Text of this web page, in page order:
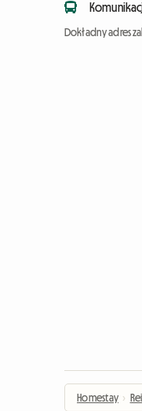
Dokładny adres
Homestay ›